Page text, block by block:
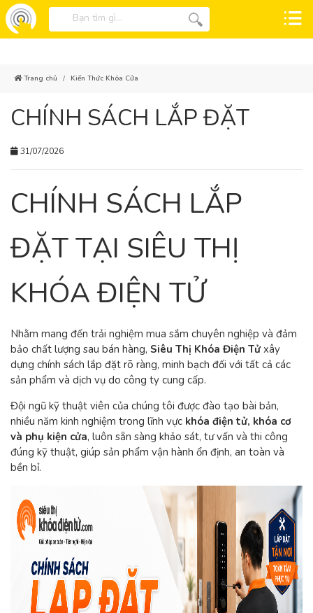
Trang chủ Kiến Thức Khóa Cửa
CHÍNH SÁCH LẮP ĐẶT
31/07/2026
CHÍNH SÁCH LẮP
ĐẶT TẠI SIÊU THỊ
KHÓA ĐIỆN TỬ
Nhằm mang đến trải nghiệm mua sắm chuyên nghiệp và đảm
bảo chất lượng sau bán hàng, Siêu Thị Khóa Điện Tửxây
dựng chính sách lắp đặt rõ ràng, minh bạch đối với tất cả các
sản phẩm và dịch vụ do công ty cung cấp.
Đội ngũ kỹ thuật viên của chúng tôi được đào tạo bài bản,
nhiều năm kinh nghiệm trong lĩnh vực khóa điện tử, khóa cơ
và phụ kiện cửa, luôn sẵn sàng khảo sát, tư vấn và thi công
đúng kỹ thuật, giúp sản phẩm vận hành ổn định, an toàn và
bền bỉ.